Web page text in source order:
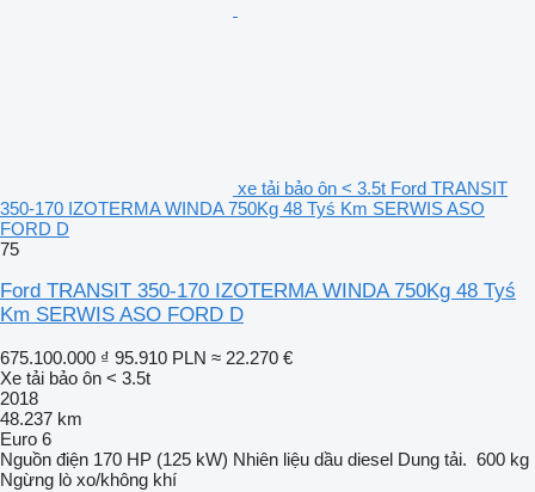
xe tải bảo ôn < 3.5t Ford TRANSIT
350-170 IZOTERMA WINDA 750Kg 48 Tyś Km SERWIS ASO
FORD D
75
Ford TRANSIT 350-170 IZOTERMA WINDA 750Kg 48 Tyś
Km SERWIS ASO FORD D
675.100.000 ₫ 95.910 PLN ≈ 22.270 €
Xe tải bảo ôn < 3.5t
2018
48.237 km
Euro 6
Nguồn điện 170 HP (125 kW) Nhiên liệu dầu diesel Dung tải. 600 kg
Ngừng lò xo/không khí